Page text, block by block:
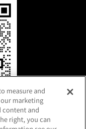
measure and
marketing
content and
right, you can